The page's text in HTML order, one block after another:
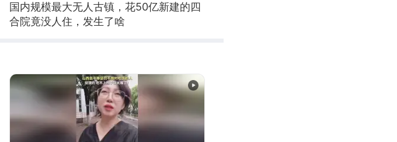
国内规模最大无人古镇，花50亿新建的四
合院竟没人住，发生了啥